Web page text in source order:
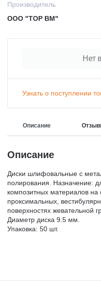
Производитель
ООО "ТОР ВМ"
Нет
Узнать о поступлении
Описание
Описание
Диски шлифовальные с
полирования. Назначение:
композитных материалов
проксимальных,
поверхностях жевательной
Диаметр диска 9.5 мм.
Упаковка: 50 шт.